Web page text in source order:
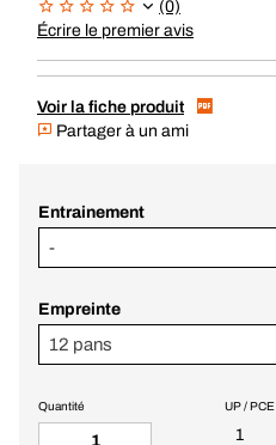
(0)
Écrire le premier avis
Voir la fiche produit
Partager à un ami
Entrainement
-
Empreinte
12 pans
UP / PCE
1
Quantité